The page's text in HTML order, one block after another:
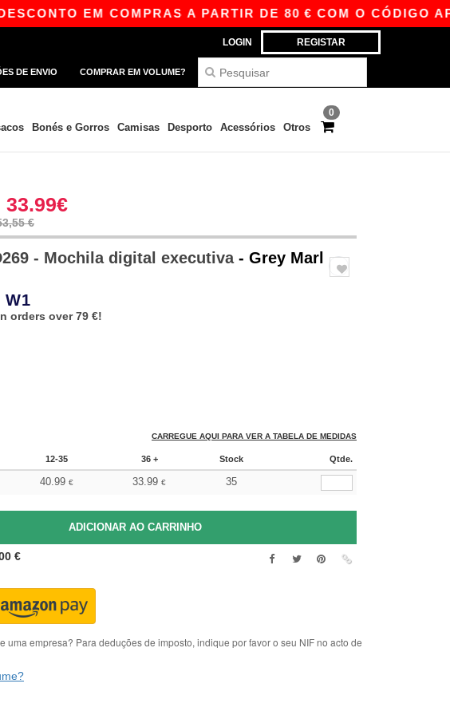
EM COMPRAS A PARTIR DE 80 € COM O CÓDIGO
LOGIN REGISTAR
DE ENVIO COMPRAR EM VOLUME?
0
Bonés e Gorros Camisas Desporto Acessórios Otros
33.99€
€
- Mochila digital executiva - Grey Marl
W1
orders over 79 €!
CARREGUE AQUI PARA VER A TABELA DE MEDIDAS
12-35 36 + Stock Qtde.
40.99 € 33.99 € 35
€
uma empresa? Para deduções de imposto, indique por favor o seu NIF no acto de